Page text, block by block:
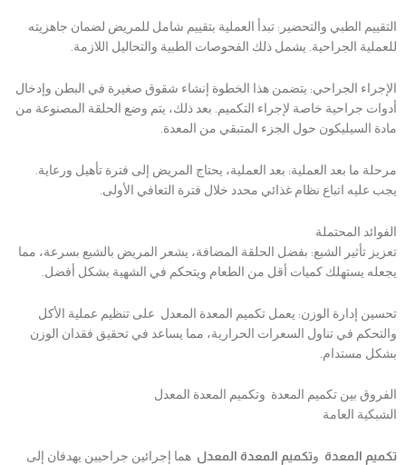
التقييم الطبي والتحضير: تبدأ العملية بتقييم شامل للمريض لضمان جاهزيته
للعملية الجراحية. يشمل ذلك الفحوصات الطبية والتحاليل اللازمة.
الإجراء الجراحي: يتضمن هذا الخطوة إنشاء شقوق صغيرة في البطن وإدخال
أدوات جراحية خاصة لإجراء التكميم. بعد ذلك، يتم وضع الحلقة المصنوعة من
مادة السيليكون حول الجزء المتبقي من المعدة.
مرحلة ما بعد العملية: بعد العملية، يحتاج المريض إلى فترة تأهيل ورعاية.
يجب عليه اتباع نظام غذائي محدد خلال فترة التعافي الأولى.
الفوائد المحتملة
تعزيز تأثير الشبع: بفضل الحلقة المضافة، يشعر المريض بالشبع بسرعة، مما
يجعله يستهلك كميات أقل من الطعام ويتحكم في الشهية بشكل أفضل.
تحسين إدارة الوزن: يعمل تكميم المعدة المعدل على تنظيم عملية الأكل
والتحكم في تناول السعرات الحرارية، مما يساعد في تحقيق فقدان الوزن
بشكل مستدام.
الفروق بين تكميم المعدة وتكميم المعدة المعدل
الشبكية العامة
تكميم المعدة وتكميم المعدة المعدل هما إجرائين جراحيين يهدفان إلى